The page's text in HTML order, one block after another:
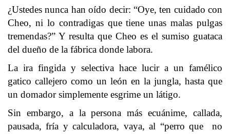
¿Ustedes nunca han oído decir: “Oye, ten cuidado con
Cheo, ni lo contradigas que tiene unas malas pulgas
tremendas?” Y resulta que Cheo es el sumiso guataca
del dueño de la fábrica donde labora.
La ira fingida y selectiva hace lucir a un famélico
gatico callejero como un león en la jungla, hasta que
un domador simplemente esgrime un látigo.
Sin embargo, a la persona más ecuánime, callada,
pausada, fría y calculadora, vaya, al “perro que no